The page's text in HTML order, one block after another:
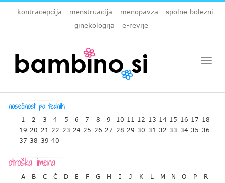
kontracepcija menstruacija menopavza
spolne bolezni
ginekologija
e-revije
1 2 3 4 5 6 7 8 9 10 11 12 13 14 15 16 17 18
19 20 21 22 23 24 25 26 27 28 29 30 31 32 33 34 35 36
37 38 39 40
A B C Č D E F G H I J K L M N O P
R